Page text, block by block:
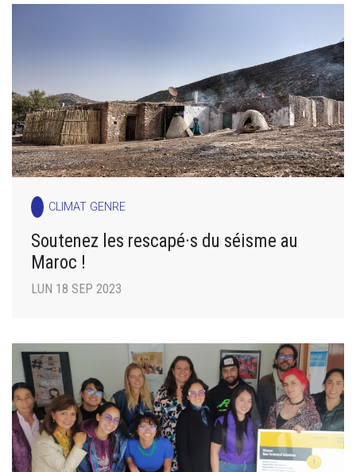
CLIMAT GENRE
Soutenez les rescapé·s du séisme au
Maroc !
LUN 18 SEP 2023